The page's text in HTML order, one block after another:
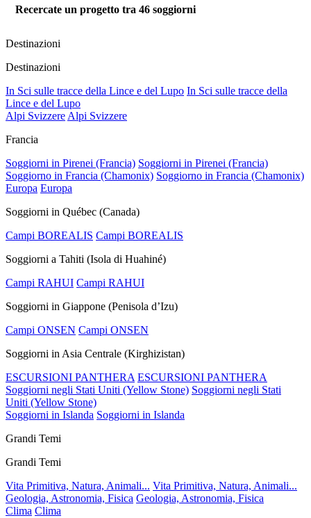
Recercate un progetto tra 46 soggiorni
Destinazioni
Destinazioni
In Sci sulle tracce della Lince e del Lupo In Sci sulle tracce della
Lince e del Lupo
Alpi Svizzere Alpi Svizzere
Francia
Soggiorni in Pirenei (Francia) Soggiorni in Pirenei (Francia)
Soggiorno in Francia (Chamonix) Soggiorno in Francia (Chamonix)
Europa Europa
Soggiorni in Québec (Canada)
Campi BOREALIS Campi BOREALIS
Soggiorni a Tahiti (Isola di Huahiné)
Campi RAHUI Campi RAHUI
Soggiorni in Giappone (Penisola d’Izu)
Campi ONSEN Campi ONSEN
Soggiorni in Asia Centrale (Kirghizistan)
ESCURSIONI PANTHERA ESCURSIONI PANTHERA
Soggiorni negli Stati Uniti (Yellow Stone) Soggiorni negli Stati
Uniti (Yellow Stone)
Soggiorni in Islanda Soggiorni in Islanda
Grandi Temi
Grandi Temi
Vita Primitiva, Natura, Animali... Vita Primitiva, Natura, Animali...
Geologia, Astronomia, Fisica Geologia, Astronomia, Fisica
Clima Clima